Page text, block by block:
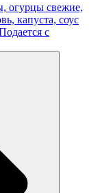
огурцы свежие,
капуста, соус
с